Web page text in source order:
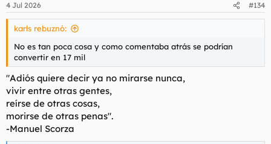
e
s
4 Jul 2026 #134
karls rebuznó:
No es tan poca cosa y como comentaba atrás se podrían
convertir en 17 mil
"Adiós quiere decir ya no mirarse nunca,
vivir entre otras gentes,
reírse de otras cosas,
morirse de otras penas".
-Manuel Scorza